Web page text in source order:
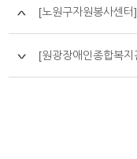
[노원구자원봉사센
[원광장애인종합복